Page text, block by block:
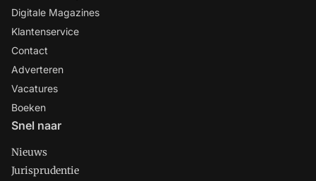
Digitale Magazines
Klantenservice
Contact
Adverteren
Vacatures
Boeken
Snel naar
Nieuws
Jurisprudentie